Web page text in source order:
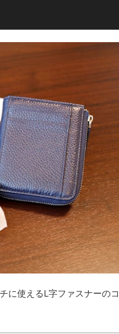
に使えるL字ファスナーのコ